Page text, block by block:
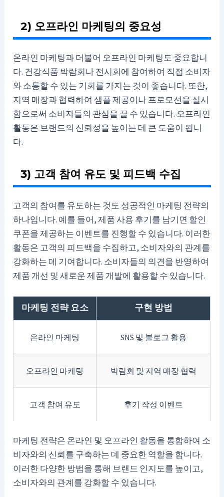
2) 오프라인 마케팅의 중요성
온라인 마케팅과 더불어 오프라인 마케팅도 중요합니
다. 건강식품 박람회나 전시회에 참여하여 직접 소비자
와 소통할 수 있는 기회를 가지는 것이 좋습니다. 또한,
지역 매장과 협력하여 샘플 제공이나 프로모션을 실시
함으로써 소비자들의 관심을 끌 수 있습니다. 오프라인
활동은 브랜드의 신뢰성을 높이는 데 큰 도움이 됩니
다.
3) 고객 참여 유도 및 피드백 수집
고객의 참여를 유도하는 것도 성공적인 마케팅 전략의
하나입니다. 예를 들어, 제품 사용 후기를 남기면 할인
쿠폰을 제공하는 이벤트를 진행할 수 있습니다. 이러한
활동은 고객의 피드백을 수집하고, 소비자와의 관계를
강화하는 데 기여합니다. 소비자들의 의견을 반영하여
제품 개선 및 새로운 제품 개발에 활용할 수 있습니다.
마케팅 전략 요소 구현 방법
온라인 마케팅 SNS 및 블로그 활용
오프라인 마케팅 박람회 및 지역 매장 협력
고객 참여 유도 후기 작성 이벤트
마케팅 전략은 온라인 및 오프라인 활동을 통합하여 소
비자와의 신뢰를 구축하는 데 중요한 역할을 합니다.
이러한 다양한 방법을 통해 브랜드 인지도를 높이고,
소비자와의 관계를 강화할 수 있습니다.